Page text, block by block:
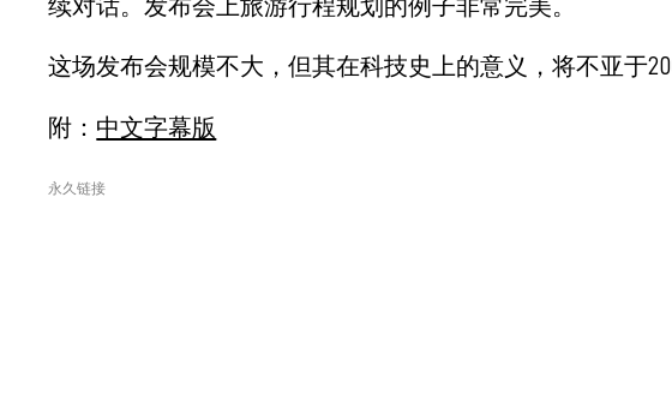
这场发布会规模不大，但其在科技史上的意义，将不亚于
附： 中文字幕版
永久链接